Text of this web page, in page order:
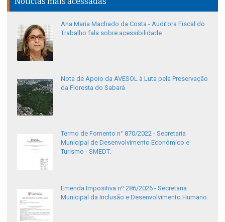
Ana Maria Machado da Costa - Auditora Fiscal do
Trabalho fala sobre acessibilidade
Nota de Apoio da AVESOL à Luta pela Preservação
da Floresta do Sabará
Termo de Fomento n° 870/2022 - Secretaria
Municipal de Desenvolvimento Econômico e
Turismo - SMEDT.
Emenda Impositiva nº 286/2026 - Secretaria
Municipal da Inclusão e Desenvolvimento Humano.